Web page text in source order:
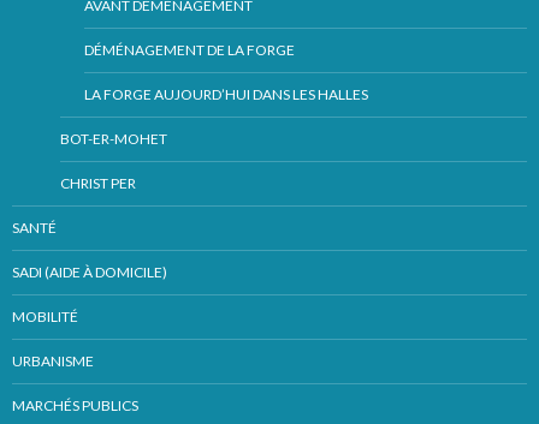
AVANT DÉMÉNAGEMENT
DÉMÉNAGEMENT DE LA FORGE
LA FORGE AUJOURD’HUI DANS LES HALLES
BOT-ER-MOHET
CHRIST PER
SANTÉ
SADI (AIDE À DOMICILE)
MOBILITÉ
URBANISME
MARCHÉS PUBLICS